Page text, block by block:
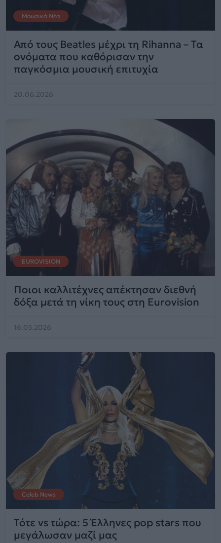
Μουσικά Νέα
Από τους Beatles μέχρι τη Rihanna – Τα
ονόματα που καθόρισαν την
παγκόσμια μουσική επιτυχία
20.06.2026
EUROVISION
Ποιοι καλλιτέχνες απέκτησαν διεθνή
δόξα μετά τη νίκη τους στη Eurovision
16.05.2026
Celeb News
Τότε vs τώρα: 5 Έλληνες pop stars που
μεγάλωσαν μαζί μας